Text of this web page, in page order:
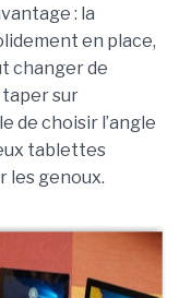
: la
en place,
changer de
taper sur
de choisir l’angle
tablettes
les genoux.